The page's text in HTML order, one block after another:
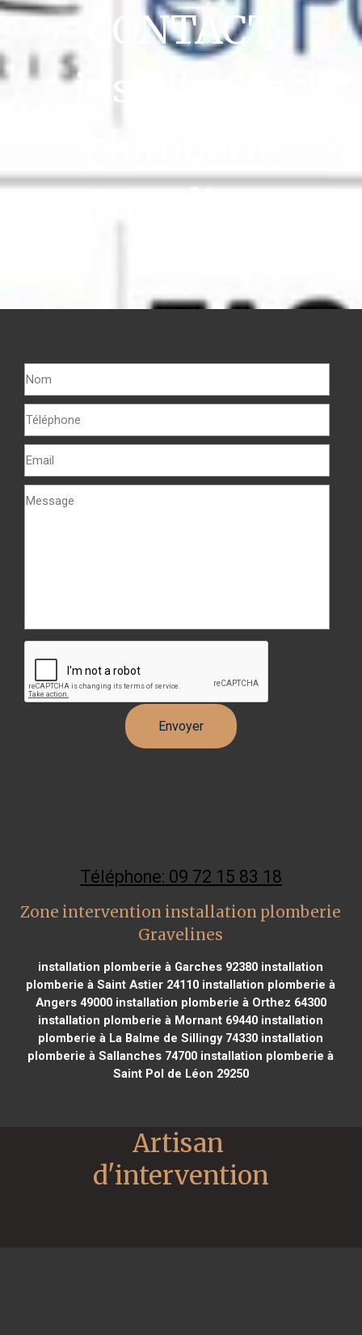
CONTACT
installation
Téléphone: 09 72 15 83 18
Zone intervention installation plomberie
Gravelines
installation plomberie à Garches 92380 installation
plomberie à Saint Astier 24110 installation plomberie à
Angers 49000installation plomberie à Orthez 64300
installation plomberie à Mornant 69440 installation
plomberie à La Balme de Sillingy 74330 installation
plomberie à Sallanches 74700 installation plomberie à
Saint Pol de Léon 29250
Artisan
d'intervention